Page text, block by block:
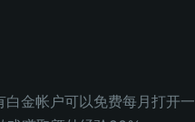
金帐户可以免费每月打开